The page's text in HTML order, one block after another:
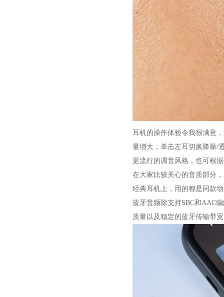
耳机的操作体验令我很满意
量增大；单击左耳切换降噪/
更流行的调音风格，也可根
在大家比较关心的音质部分
经典耳机上，用的都是同款
蓝牙音频除支持SBC和AAC
质量以及稳定的蓝牙传输带